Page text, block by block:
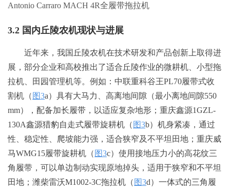
Antonio Carraro MACH 4R全履带拖拉机
3.2 国内丘陵农机现状与进展
近年来，我国丘陵农机在技术研发和产品创新上取得进
展，部分企业和高校推出了适合丘陵作业的微耕机、小型拖
拉机、田园管理机等。例如：中联重科谷王PL70履带式收
割机（ 图3a）具有大马力、高离地间隙（最小离地间隙550
mm），配备加长履带，以适应复杂地形；重庆鑫源1GZL-
130A鑫源猎豹自走式履带旋耕机（ 图3b）机身紧凑，通过
性、稳定性、爬坡能力强，适合狭窄及不平坦田地；重庆威
马WMG15履带旋耕机（ 图3c）使用接地压力小的高花纹三
角履带，可以单边制动实现原地掉头，适用于狭窄和不平坦
田地；潍柴雷沃M1002-3C拖拉机（ 图3d）一体式的三角履